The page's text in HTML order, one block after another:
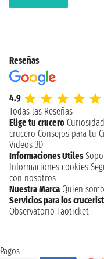
Reseñas
4.9
Todas las Reseñas
Elige tu crucero
crucero Consejos para tu
Videos 3D
Informaciones Utiles
Informaciones cookies
con nosotros
Nuestra Marca Quien
Servicios para los
Observatorio Taoticket
Pagos